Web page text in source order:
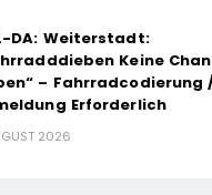
DA: Weiterstadt:
Keine
– Fahrradcodierung
Erforderlich
2026